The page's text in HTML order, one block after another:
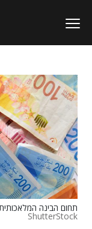
תחום הבינה
ShutterStock